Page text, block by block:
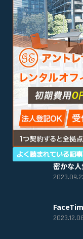
よく読まれている記事
密かな